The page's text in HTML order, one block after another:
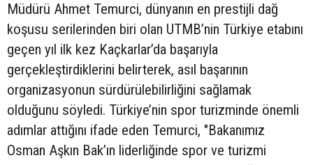
Müdürü Ahmet Temurci, dünyanın en prestijli dağ
koşusu serilerinden biri olan UTMB’nin Türkiye etabını
geçen yıl ilk kez Kaçkarlar’da başarıyla
gerçekleştirdiklerini belirterek, asıl başarının
organizasyonun sürdürülebilirliğini sağlamak
olduğunu söyledi. Türkiye’nin spor turizminde önemli
adımlar attığını ifade eden Temurci, "Bakanımız
Osman Aşkın Bak’ın liderliğinde spor ve turizmi